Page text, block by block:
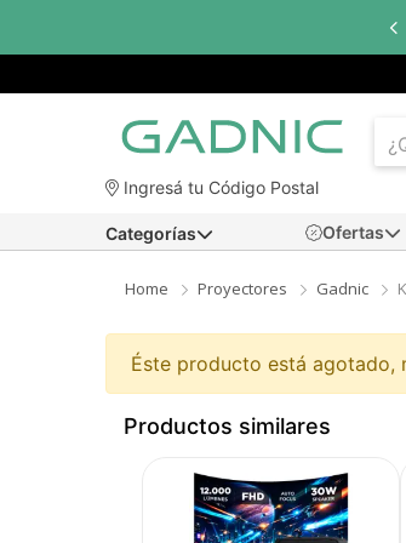
Ingresá tu Código Postal
Ofertas
Categorías
Home Proyectores Gadnic
Éste producto está agotado,
Productos similares